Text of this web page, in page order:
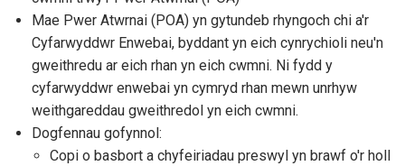
Mae Pwer Atwrnai (POA) yn gytundeb rhyngoch chi a'r
Cyfarwyddwr Enwebai, byddant yn eich cynrychioli neu'n
gweithredu ar eich rhan yn eich cwmni. Ni fydd y
cyfarwyddwr enwebai yn cymryd rhan mewn unrhyw
weithgareddau gweithredol yn eich cwmni.
Dogfennau gofynnol:
Copi o basbort a chyfeiriadau preswyl yn brawf o'r holl